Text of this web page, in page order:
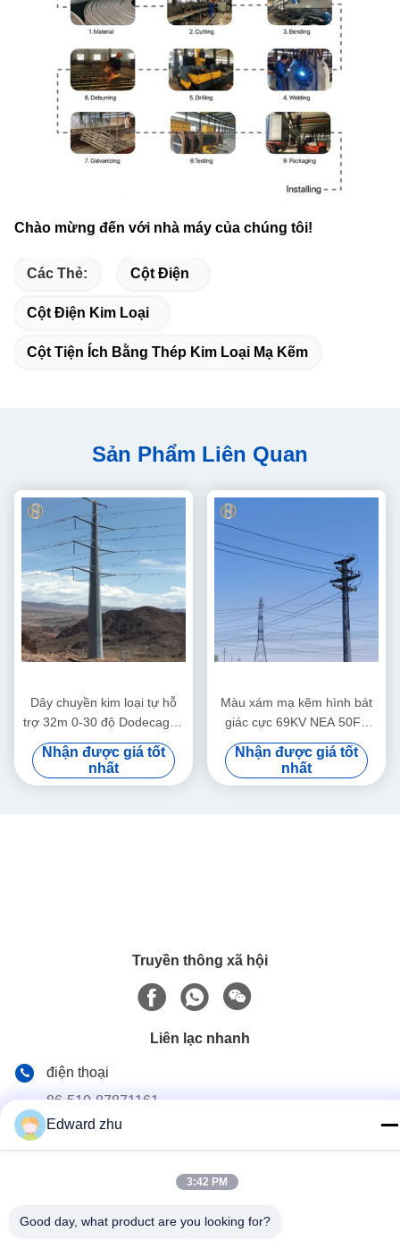
Chào mừng đến với nhà máy của chúng tôi!
Các Thẻ: Cột Điện
Cột Điện Kim Loại
Cột Tiện Ích Bằng Thép Kim Loại Mạ Kẽm
Sản Phẩm Liên Quan
Dây chuyền kim loại tự hỗ
trợ 32m 0-30 độ Dodecagon
Đường dây 166KV
Nhận được giá tốt
nhất
Màu xám mạ kẽm hình bát
giác cực 69KV NEA 50FT
55FT 60FT 65FT 70FT
Nhận được giá tốt
nhất
Truyền thông xã hội
Liên lạc nhanh
điện thoại
86-510-87871161
Số 1 Đường Xinghe, Khu Công nghiệp Heqiao, Nghi Hưng,
Edward zhu
3:42 PM
Good day, what product are you looking for?